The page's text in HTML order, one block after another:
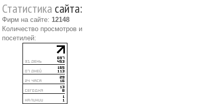
Статистика сайта:
Фирм на сайте: 12148
Количество просмотров и
посетилей: